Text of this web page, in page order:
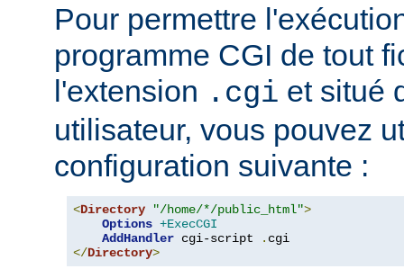
Pour permettre
programme CGI de tout
l'extension .cgi et situé
utilisateur, vous pouvez
configuration suivante :
<Directory "/home/*/public_html">
Options +ExecCGI
AddHandler cgi-script .
</Directory>